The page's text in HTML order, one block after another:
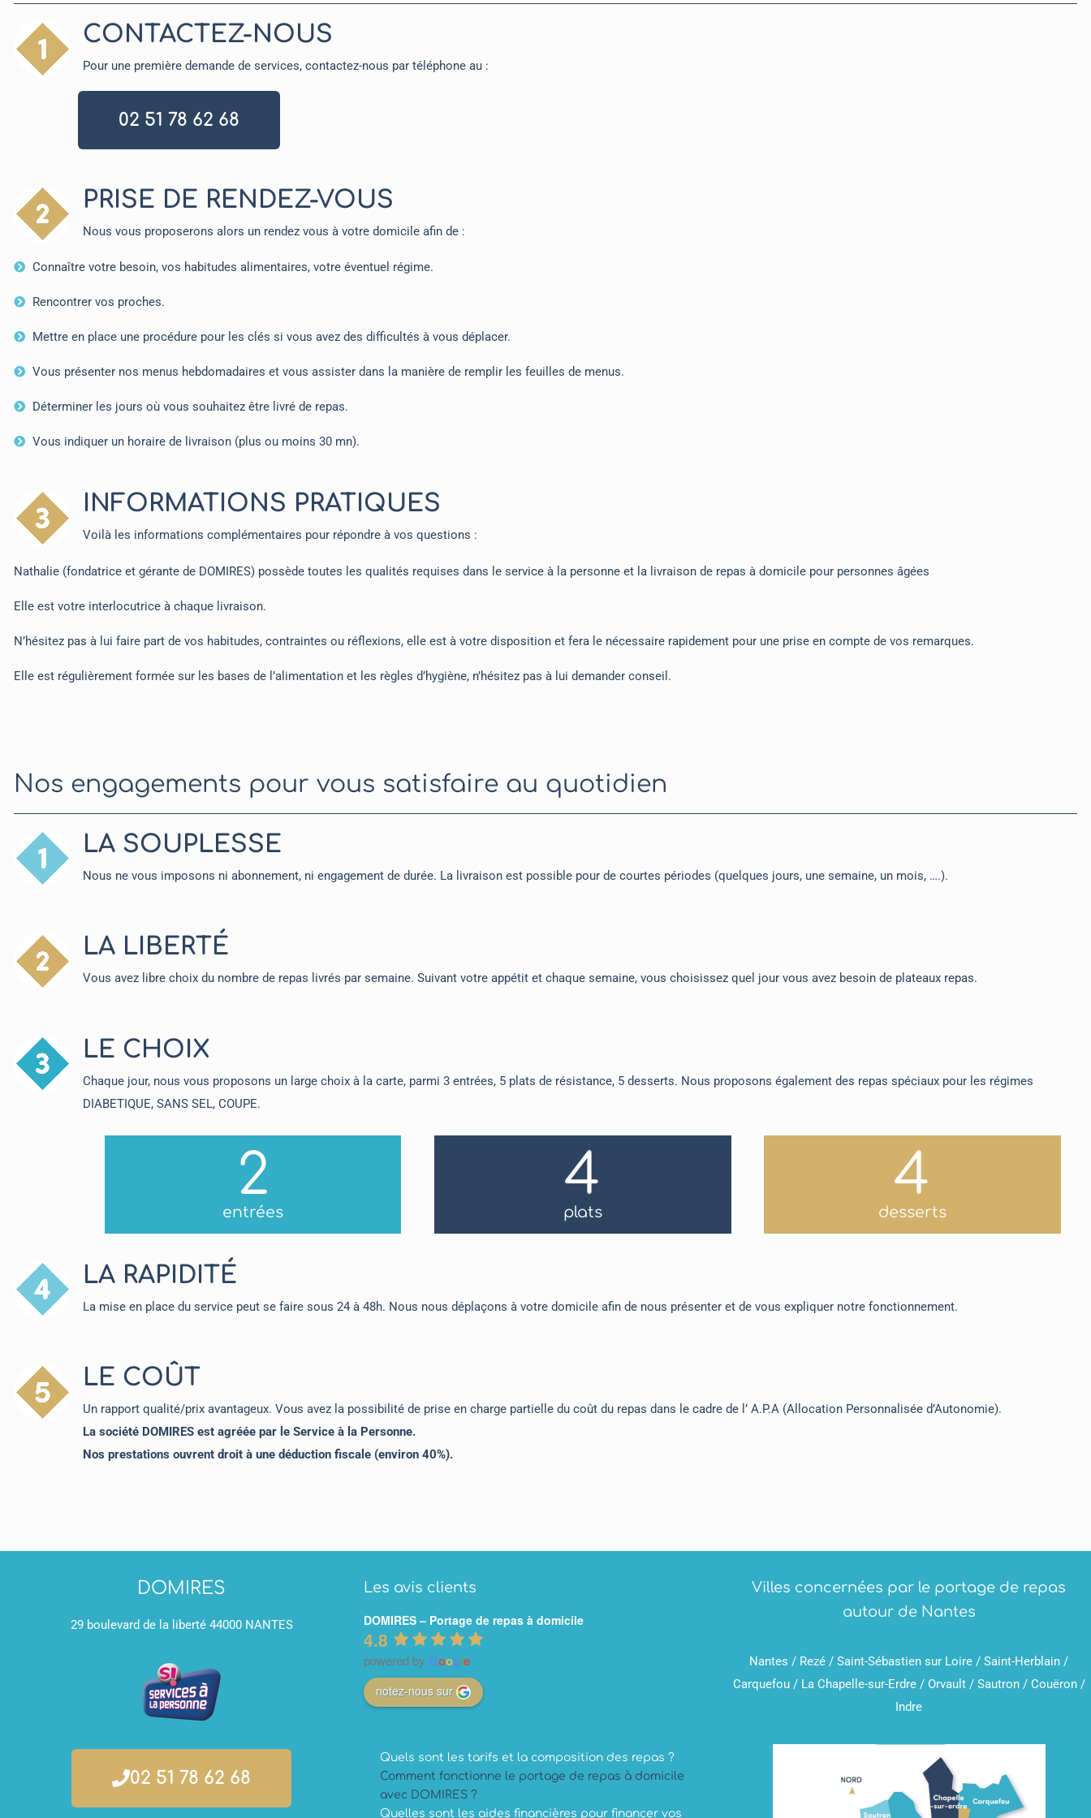
CONTACTEZ-NOUS
Pour une première demande de services, contactez-nous par téléphone au :
02 51 78 62 68
PRISE DE RENDEZ-VOUS
Nous vous proposerons alors un rendez vous à votre domicile afin de :
Connaître votre besoin, vos habitudes alimentaires, votre éventuel régime.
Rencontrer vos proches.
Mettre en place une procédure pour les clés si vous avez des difficultés à vous déplacer.
Vous présenter nos menus hebdomadaires et vous assister dans la manière de remplir les feuilles de menus.
Déterminer les jours où vous souhaitez être livré de repas.
Vous indiquer un horaire de livraison (plus ou moins 30 mn).
INFORMATIONS PRATIQUES
Voilà les informations complémentaires pour répondre à vos questions :
Nathalie (fondatrice et gérante de DOMIRES) possède toutes les qualités requises dans le service à la personne et la livraison de repas à domicile pour personnes âgées
Elle est votre interlocutrice à chaque livraison.
N’hésitez pas à lui faire part de vos habitudes, contraintes ou réflexions, elle est à votre disposition et fera le nécessaire rapidement pour une prise en compte de vos remarques.
Elle est régulièrement formée sur les bases de l’alimentation et les règles d’hygiène, n’hésitez pas à lui demander conseil.
Nos engagements pour vous satisfaire au quotidien
LA SOUPLESSE
Nous ne vous imposons ni abonnement, ni engagement de durée. La livraison est possible pour de courtes périodes (quelques jours, une semaine, un mois, ….).
LA LIBERTÉ
Vous avez libre choix du nombre de repas livrés par semaine. Suivant votre appétit et chaque semaine, vous choisissez quel jour vous avez besoin de plateaux repas.
LE CHOIX
Chaque jour, nous vous proposons un large choix à la carte, parmi 3 entrées, 5 plats de résistance, 5 desserts. Nous proposons également des repas spéciaux pour les régimes
DIABETIQUE, SANS SEL, COUPE.
entrées
3
plats
5
desserts
5
LA RAPIDITÉ
La mise en place du service peut se faire sous 24 à 48h. Nous nous déplaçons à votre domicile afin de nous présenter et de vous expliquer notre fonctionnement.
LE COÛT
Un rapport qualité/prix avantageux. Vous avez la possibilité de prise en charge partielle du coût du repas dans le cadre de l’ A.P.A (Allocation Personnalisée d’Autonomie).
La société DOMIRES est agréée par le Service à la Personne.
Nos prestations ouvrent droit à une déduction fiscale (environ 40%).
DOMIRES
29 boulevard de la liberté 44000 NANTES
02 51 78 62 68
Les avis clients
DOMIRES – Portage de repas à domicile
4.8
powered by Google
notez-nous sur
Quels sont les tarifs et la composition des repas ?
Comment fonctionne le portage de repas à domicile
avec DOMIRES ?
Quelles sont les aides financières pour financer vos
Villes concernées par le portage de repas
autour de Nantes
Nantes / Rezé / Saint-Sébastien sur Loire / Saint-Herblain /
Carquefou / La Chapelle-sur-Erdre / Orvault / Sautron / Couëron /
Indre